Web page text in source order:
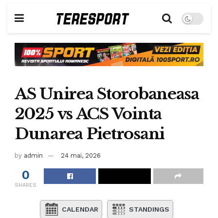
AS Unirea Storobaneasa
2025 vs ACS Vointa
Dunarea Pietrosani
by admin 24 mai, 2026
0
SHARES
CALENDAR STANDINGS